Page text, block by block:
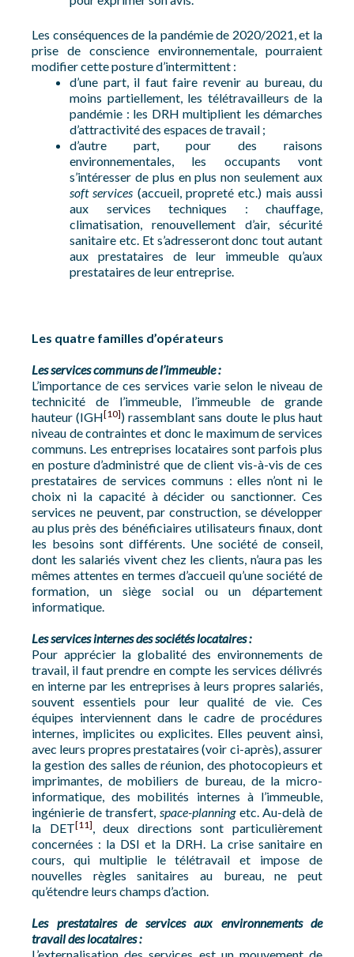
Les conséquences de la pandémie de 2020/2021, et la
prise de conscience environnementale, pourraient
modifier cette posture d’intermittent :
d’une part, il faut faire revenir au bureau, du
moins partiellement, les télétravailleurs de la
pandémie : les DRH multiplient les démarches
d’attractivité des espaces de travail ;
d’autre part, pour des raisons
environnementales, les occupants vont
s’intéresser de plus en plus non seulement aux
soft services (accueil, propreté etc.) mais aussi
aux services techniques : chauffage,
climatisation, renouvellement d’air, sécurité
sanitaire etc. Et s’adresseront donc tout autant
aux prestataires de leur immeuble qu’aux
prestataires de leur entreprise.
Les quatre familles d’opérateurs
Les services communs de l’immeuble :
L’importance de ces services varie selon le niveau de
technicité de l’immeuble, l’immeuble de grande
hauteur (IGH[10]) rassemblant sans doute le plus haut
niveau de contraintes et donc le maximum de services
communs. Les entreprises locataires sont parfois plus
en posture d’administré que de client vis-à-vis de ces
prestataires de services communs : elles n’ont ni le
choix ni la capacité à décider ou sanctionner. Ces
services ne peuvent, par construction, se développer
au plus près des bénéficiaires utilisateurs finaux, dont
les besoins sont différents. Une société de conseil,
dont les salariés vivent chez les clients, n’aura pas les
mêmes attentes en termes d’accueil qu’une société de
formation, un siège social ou un département
informatique.
Les services internes des sociétés locataires :
Pour apprécier la globalité des environnements de
travail, il faut prendre en compte les services délivrés
en interne par les entreprises à leurs propres salariés,
souvent essentiels pour leur qualité de vie. Ces
équipes interviennent dans le cadre de procédures
internes, implicites ou explicites. Elles peuvent ainsi,
avec leurs propres prestataires (voir ci-après), assurer
la gestion des salles de réunion, des photocopieurs et
imprimantes, de mobiliers de bureau, de la micro-
informatique, des mobilités internes à l’immeuble,
ingénierie de transfert, space-planningetc. Au-delà de
la DET[11], deux directions sont particulièrement
concernées : la DSI et la DRH. La crise sanitaire en
cours, qui multiplie le télétravail et impose de
nouvelles règles sanitaires au bureau, ne peut
qu’étendre leurs champs d’action.
Les prestataires de services aux environnements de
travail des locataires :